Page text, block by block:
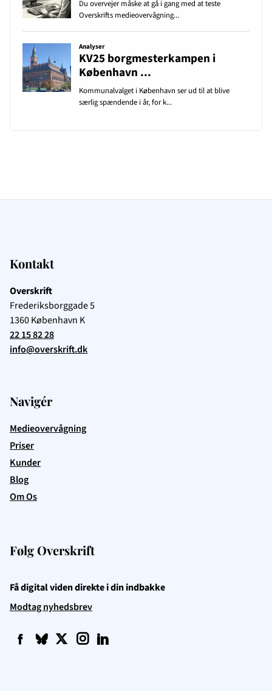
Kontakt
Overskrift
Frederiksborggade 5
1360København K
22 15 82 28
info@overskrift.dk
Navigér
Medieovervågning
Priser
Kunder
Blog
Om Os
Følg Overskrift
Få digital viden direkte i din indbakke
Modtag nyhedsbrev
f q t i l